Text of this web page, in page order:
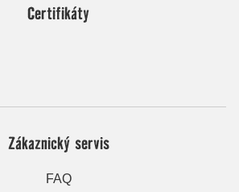
Certifikáty
Zákaznický servis
FAQ